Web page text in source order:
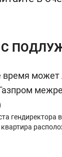
гендиректора